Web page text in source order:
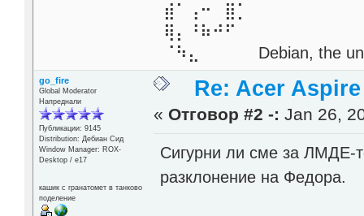
⣾⠁⢠⠒⠀⣿⡁
⢿⡄⠘⠷⠚⠋
⠈⠳⣄⠀⠀⠀⠀ Debian, the
go_fire
Global Moderator
Напреднали
Публикации: 9145
Distribution: Дебиан Сид
Window Manager: ROX-
Desktop / е17
кашик с гранатомет в танково
поделение
Re: Acer
« Отговор #2 -: Jan 26,
Сигурни ли сме за ЛМДЕ-
разклонение на Федора.